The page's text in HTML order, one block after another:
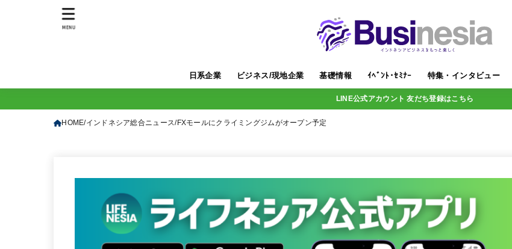
日系企業 ビジネス/現地企業 基礎情報 ｲﾍﾞﾝﾄ･ｾﾐﾅｰ 特集・インタビュー
MENU
LINE公式アカウント 友だち登録はこちら
HOME インドネシア総合ニュース FXモールにクライミングジムがオープン予定